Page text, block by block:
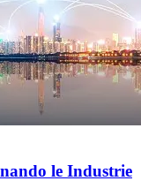
le Industrie